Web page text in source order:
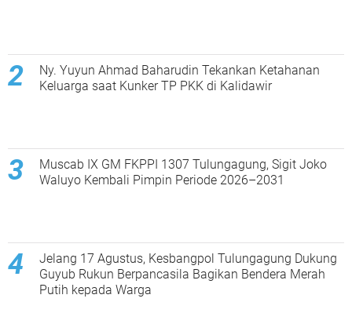
Ny. Yuyun Ahmad Baharudin Tekankan Ketahanan
Keluarga saat Kunker TP PKK di Kalidawir
Muscab IX GM FKPPI 1307 Tulungagung, Sigit Joko
Waluyo Kembali Pimpin Periode 2026–2031
Jelang 17 Agustus, Kesbangpol Tulungagung Dukung
Guyub Rukun Berpancasila Bagikan Bendera Merah
Putih kepada Warga